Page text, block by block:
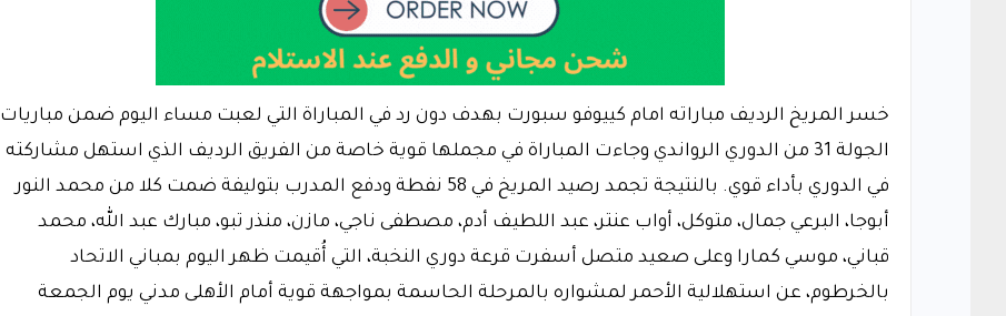
خسر المريخ الرديف مباراته امام كييوفو سبورت بهدف دون رد في المباراة التي لعبت مساء اليوم ضمن مباريات
الجولة 31 من الدوري الرواندي وجاءت المباراة في مجملها قوية خاصة من الفريق الرديف الذي استهل مشاركته
في الدوري بأداء قوي. بالنتيجة تجمد رصيد المريخ في 58 نفطة ودفع المدرب بتوليفة ضمت كلا من محمد النور
أبوجا، البرعي جمال، متوكل، أواب عنتر، عبد اللطيف أدم، مصطفى ناجي، مازن، منذر تبو، مبارك عبد الله، محمد
قباني، موسي كمارا وعلى صعيد متصل أسفرت قرعة دوري النخبة، التي أُقيمت ظهر اليوم بمباني الاتحاد
بالخرطوم، عن استهلالية الأحمر لمشواره بالمرحلة الحاسمة بمواجهة قوية أمام الأهلى مدني يوم الجمعة